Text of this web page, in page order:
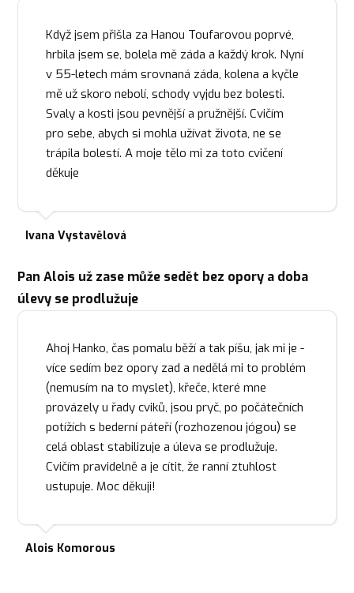
Když jsem přišla za Hanou Toufarovou poprvé,
hrbila jsem se, bolela mě záda a každý krok. Nyní
v 55-letech mám srovnaná záda, kolena a kyčle
mě už skoro nebolí, schody vyjdu bez bolesti.
Svaly a kosti jsou pevnější a pružnější. Cvičím
pro sebe, abych si mohla užívat života, ne se
trápila bolestí. A moje tělo mi za toto cvičení
děkuje
Ivana Vystavělová
Pan Alois už zase může sedět bez opory a doba
úlevy se prodlužuje
Ahoj Hanko, čas pomalu běží a tak píšu, jak mi je -
více sedím bez opory zad a nedělá mi to problém
(nemusím na to myslet), křeče, které mne
provázely u řady cviků, jsou pryč, po počátečních
potížích s bederní páteří (rozhozenou jógou) se
celá oblast stabilizuje a úleva se prodlužuje.
Cvičím pravidelně a je cítit, že ranní ztuhlost
ustupuje. Moc děkuji!
Alois Komorous